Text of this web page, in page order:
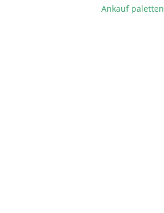
Ankauf paletten